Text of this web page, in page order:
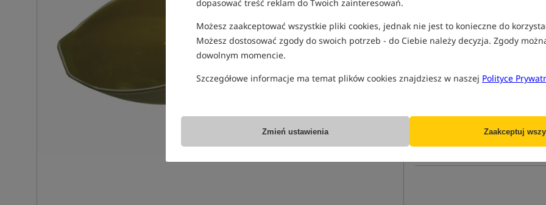
dopasować treść reklam do Twoich zainteresowań.
Możesz zaakceptować wszystkie pliki cookies, jednak nie jest to konieczne do
Możesz dostosować zgody do swoich potrzeb - do Ciebie należy decyzja. Zgody
dowolnym momencie.
Szczegółowe informacje ma temat plików cookies znajdziesz w naszej Polityce
Zmień ustawienia Zaakceptuj
Producent: Mivardi
Poleć ten produkt znajomym: